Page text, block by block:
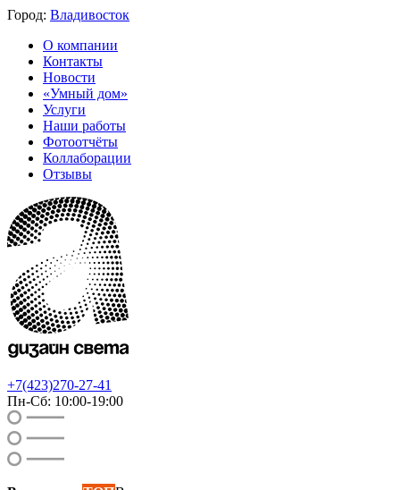
Город: Владивосток
О компании
Контакты
Новости
«Умный дом»
Услуги
Наши работы
Фотоотчёты
Коллаборации
Отзывы
+7(423)270-27-41
Пн-Сб: 10:00-19:00